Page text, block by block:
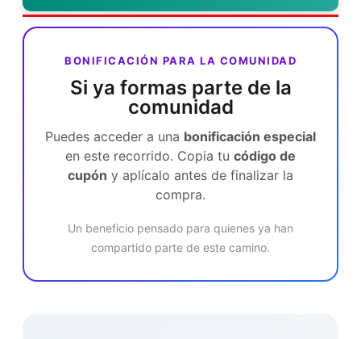
BONIFICACIÓN PARA LA COMUNIDAD
Si ya formas parte de la
comunidad
Puedes acceder a una bonificación especial
en este recorrido. Copia tu código de
cupón y aplícalo antes de finalizar la
compra.
Un beneficio pensado para quienes ya han
compartido parte de este camino.